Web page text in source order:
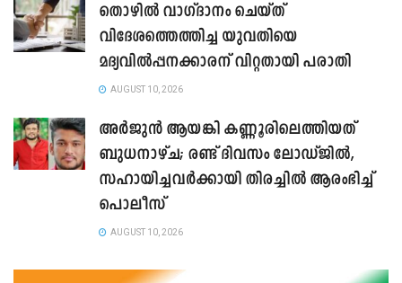
തൊഴിൽ വാഗ്ദാനം ചെയ്ത്
വിദേശത്തെത്തിച്ച യുവതിയെ
മദ്യവിൽപ്പനക്കാരന് വിറ്റതായി പരാതി
AUGUST 10, 2026
അർജുൻ ആയങ്കി കണ്ണൂരിലെത്തിയത്
ബുധനാഴ്ച; രണ്ട് ദിവസം ലോഡ്ജിൽ,
സഹായിച്ചവർക്കായി തിരച്ചിൽ ആരംഭിച്ച്
പൊലീസ്
AUGUST 10, 2026